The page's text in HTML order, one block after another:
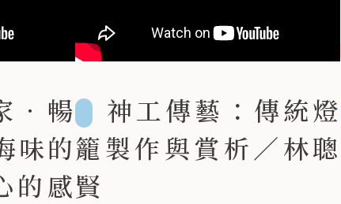
‧暢
味的
的感
神工傳藝：傳統燈
籠製作與賞析／林聰
賢